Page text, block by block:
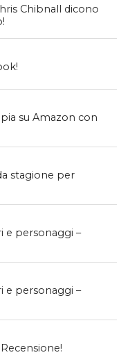
Chibnall dicono
su Amazon con
stagione per
e personaggi –
e personaggi –